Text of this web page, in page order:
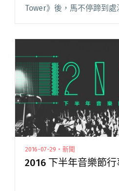
Tower》後，馬不停蹄到
《The Suns》發佈音樂會"
2016-07-29・新聞
2016 下半年音樂節行